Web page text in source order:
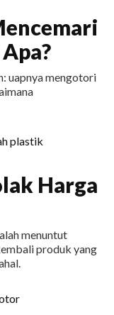
uapnya mengotori
Harga
menuntut
produk yang